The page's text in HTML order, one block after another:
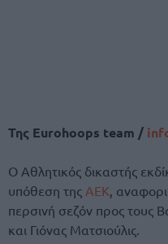
Της Eurohoops team /
Ο Αθλητικός δικαστής
υπόθεση της ΑΕΚ ,
περσινή σεζόν προς τους
και Γιόνας Ματσιούλις.